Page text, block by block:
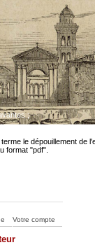
des revues corses en
le dépouillement de
format "pdf".
;
Votre compte